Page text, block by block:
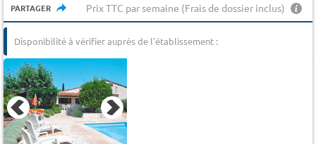
PARTAGER Prix TTC par semaine (Frais de dossier inclus)
Disponibilité à vérifier auprès de l'établissement :